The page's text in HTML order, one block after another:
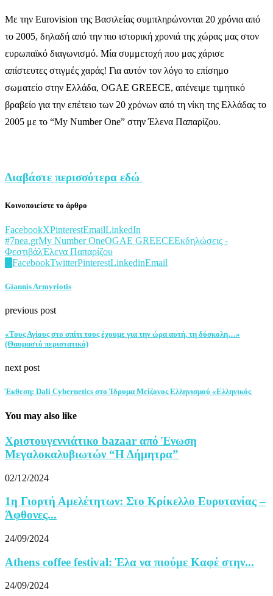
Με την Eurovision της Βασιλείας συμπληρώνονται 20 χρόνια από
το 2005, δηλαδή από την πιο ιστορική χρονιά της χώρας μας στον
ευρωπαϊκό διαγωνισμό. Μία συμμετοχή που μας χάρισε
απίστευτες στιγμές χαράς! Για αυτόν τον λόγο το επίσημο
σωματείο στην Ελλάδα, OGAE GREECE, απένειμε τιμητικό
βραβείο για την επέτειο των 20 χρόνων από τη νίκη της Ελλάδας το
2005 με το “My Number One” στην Έλενα Παπαρίζου.
Διαβάστε περισσότερα εδώ
Κοινοποιείστε το άρθρο
FacebookXPinterestEmailLinkedIn
#7nea.grMy Number OneOGAE GREECEΕκδηλώσεις -
ΦεστιβάλΈλενα Παπαρίζου
FacebookTwitterPinterestLinkedinEmail
Giannis Armyriotis
previous post
«Τους Αγίους στο σπίτι τους έχουμε για την ώρα αυτή, τη δύσκολη…»
(Θαυμαστό περιστατικό)
next post
Έκθεση: Dali Cybernetics στο Ίδρυμα Μείζονος Ελληνισμού «Ελληνικός
You may also like
Χριστουγεννιάτικο bazaar από Ένωση
Μεγαλοκαλυβιωτών “Η Δήμητρα”
02/12/2024
1η Γιορτή Αμελέτητων: Στο Κρίκελλο Ευρυτανίας –
Άφθονες...
24/09/2024
Athens coffee festival: Έλα να πιούμε Καφέ στην...
24/09/2024